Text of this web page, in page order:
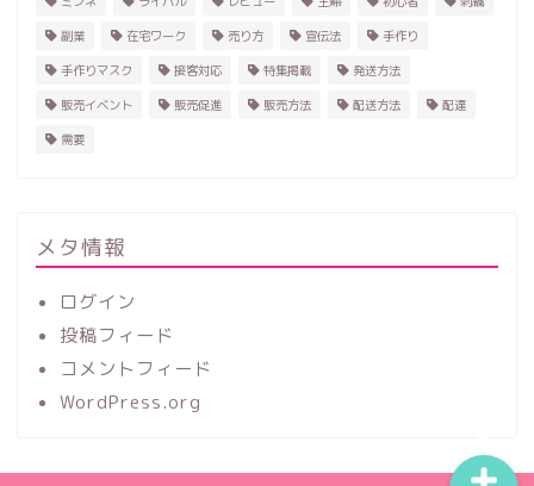
副業 在宅ワーク 売り方 宣伝法 手作り
手作りマスク 接客対応 特集掲載 発送方法
販売イベント 販売促進 販売方法 配送方法 配達
需要
メタ情報
ログイン
投稿フィード
コメントフィード
WordPress.org